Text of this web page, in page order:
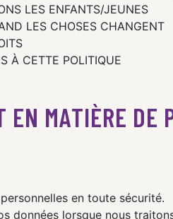
LES ENFANTS/JEUNES
LES CHOSES CHANGENT
À CETTE POLITIQUE
EN MATIÈRE
en toute sécurité.
données lorsque nous